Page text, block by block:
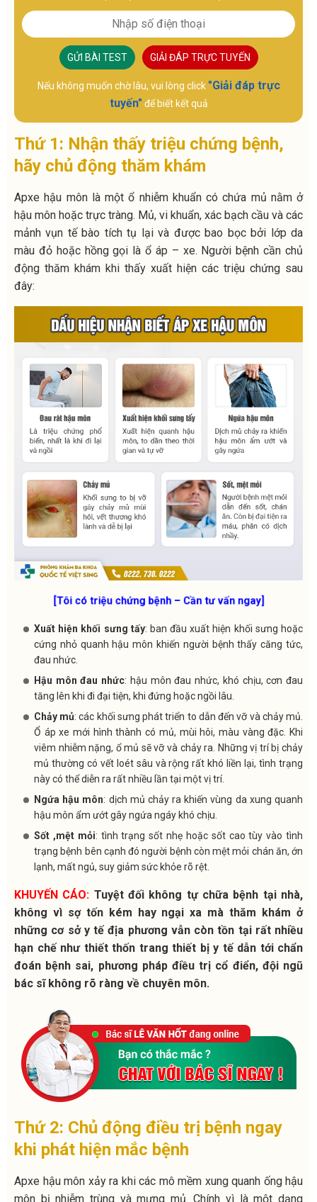
GỬI BÀI TEST GIẢI ĐÁP TRỰC TUYẾN
Nếu không muốn chờ lâu, vui lòng click "Giải đáp trực
tuyến" để biết kết quả
Thứ 1: Nhận thấy triệu chứng bệnh,
hãy chủ động thăm khám
Apxe hậu môn là một ổ nhiễm khuẩn có chứa mủ nằm ở
hậu môn hoặc trực tràng. Mủ, vi khuẩn, xác bạch cầu và các
mảnh vụn tế bào tích tụ lại và được bao bọc bởi lớp da
màu đỏ hoặc hồng gọi là ổ áp – xe. Người bệnh cần chủ
động thăm khám khi thấy xuất hiện các triệu chứng sau
đây:
[Tôi có triệu chứng bệnh – Cần tư vấn ngay]
Xuất hiện khối sưng tấy: ban đầu xuất hiện khối sưng hoặc
cứng nhỏ quanh hậu môn khiến người bệnh thấy căng tức,
đau nhức.
Hậu môn đau nhức: hậu môn đau nhức, khó chịu, cơn đau
tăng lên khi đi đại tiện, khi đứng hoặc ngồi lâu.
Chảy mủ: các khối sưng phát triển to dẫn đến vỡ và chảy mủ.
Ổ áp xe mới hình thành có mủ, mùi hôi, màu vàng đặc. Khi
viêm nhiễm nặng, ổ mủ sẽ vỡ và chảy ra. Những vị trí bị chảy
mủ thường có vết loét sâu và rộng rất khó liền lại, tình trạng
này có thể diễn ra rất nhiều lần tại một vị trí.
Ngứa hậu môn: dịch mủ chảy ra khiến vùng da xung quanh
hậu môn ẩm ướt gây ngứa ngáy khó chịu.
Sốt ,mệt mỏi: tình trạng sốt nhẹ hoặc sốt cao tùy vào tình
trạng bệnh bên cạnh đó người bệnh còn mệt mỏi chán ăn, ớn
lạnh, mất ngủ, suy giảm sức khỏe rõ rệt.
KHUYẾN CÁO: Tuyệt đối không tự chữa bệnh tại nhà,
không vì sợ tốn kém hay ngại xa mà thăm khám ở
những cơ sở y tế địa phương vẫn còn tồn tại rất nhiều
hạn chế như thiết thốn trang thiết bị y tế dẫn tới chẩn
đoán bệnh sai, phương pháp điều trị cổ điển, đội ngũ
bác sĩ không rõ ràng về chuyên môn.
Thứ 2: Chủ động điều trị bệnh ngay
khi phát hiện mắc bệnh
Apxe hậu môn xảy ra khi các mô mềm xung quanh ống hậu
môn bị nhiễm trùng và mưng mủ. Chính vì là một dạng